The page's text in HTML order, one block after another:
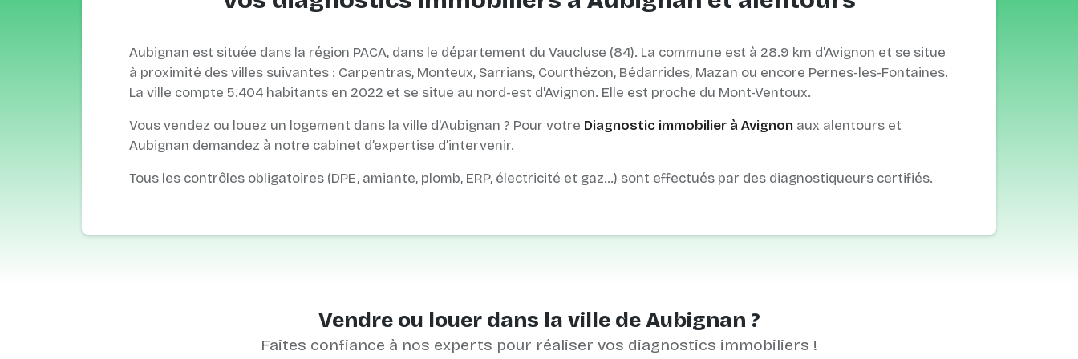
Aubignan est située dans la région PACA, dans le département du Vaucluse (84). La commune est à 28.9 km d'Avignon et se situe
à proximité des villes suivantes : Carpentras, Monteux, Sarrians, Courthézon, Bédarrides, Mazan ou encore Pernes-les-Fontaines.
La ville compte 5.404 habitants en 2022 et se situe au nord-est d'Avignon. Elle est proche du Mont-Ventoux.
Vous vendez ou louez un logement dans la ville d'Aubignan ? Pour votre Diagnostic immobilier à Avignonaux alentours et
Aubignan demandez à notre cabinet d’expertise d’intervenir.
Tous les contrôles obligatoires (DPE, amiante, plomb, ERP, électricité et gaz…) sont effectués par des diagnostiqueurs certifiés.
Vendre ou louer dans la ville de Aubignan ?
Faites confiance à nos experts pour réaliser vos diagnostics immobiliers !